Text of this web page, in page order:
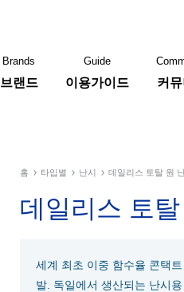
Brands
브랜드
Guide
이용가이드 커뮤
홈 타입별 난시 데일리스 토탈 원
데일리스 토
세계 최초 이중 함수율 콘택
발. 독일에서 생산되는 난시